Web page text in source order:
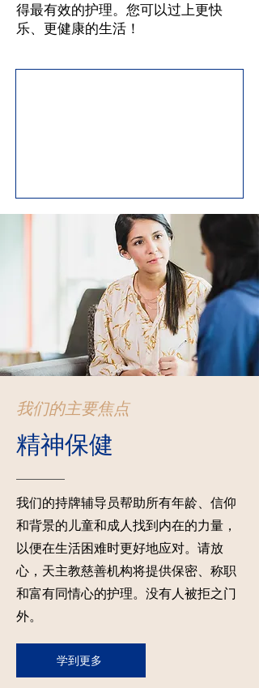
得最有效的护理。您可以过上更快
乐、更健康的生活！
我们的主要焦点
精神保健
我们的持牌辅导员帮助所有年龄、信仰
和背景的儿童和成人找到内在的力量，
以便在生活困难时更好地应对。请放
心，天主教慈善机构将提供保密、称职
和富有同情心的护理。没有人被拒之门
外。
学到更多